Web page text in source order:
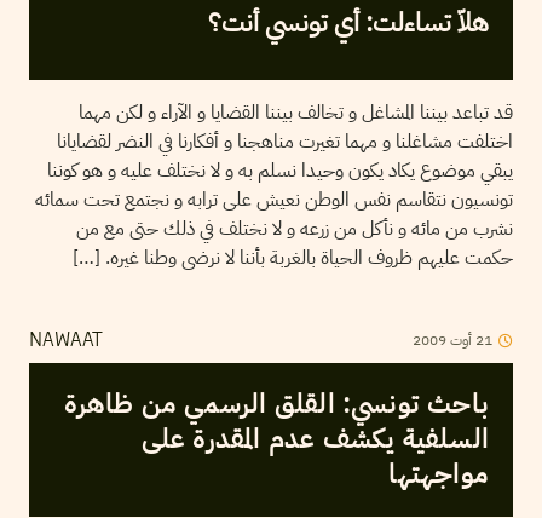
هلاّ تساءلت: أي تونسي أنت؟
قد تباعد بيننا المشاغل و تخالف بيننا القضايا و الآراء و لكن مهما
اختلفت مشاغلنا و مهما تغيرت مناهجنا و أفكارنا في النضر لقضايانا
يبقي موضوع يكاد يكون وحيدا نسلم به و لا نختلف عليه و هو كوننا
تونسيون نتقاسم نفس الوطن نعيش على ترابه و نجتمع تحت سمائه
نشرب من مائه و نأكل من زرعه و لا نختلف في ذلك حتى مع من
حكمت عليهم ظروف الحياة بالغربة بأننا لا نرضى وطنا غيره. […]
NAWAAT 21 أوت2009
باحث تونسي: القلق الرسمي من ظاهرة
السلفية يكشف عدم المقدرة على
مواجهتها